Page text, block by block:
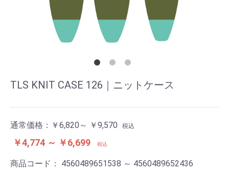
TLS KNIT CASE 126｜ニットケース
通常価格： ￥6,820～ ￥9,570 税込
￥4,774 ～ ￥6,699 税込
商品コード： 4560489651538 ～ 4560489652436